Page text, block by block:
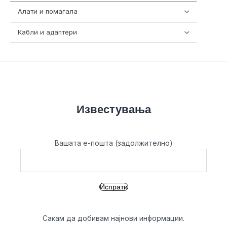
Алати и помагала
Кабли и адаптери
Известувања
Вашата е-пошта (задолжително)
Сакам да добивам најнови информации.